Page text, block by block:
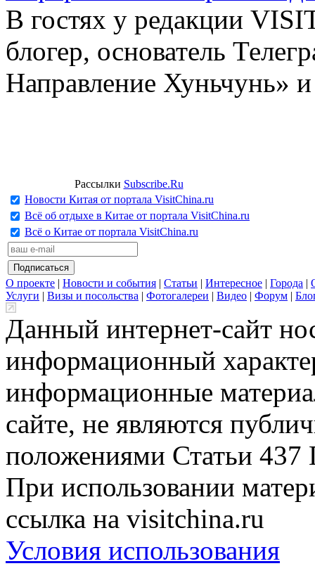
В гостях у редакции
блогер, основатель
Направление Хуньчунь»
Рассылки Subscribe.Ru
Новости Китая от портала VisitChina.ru
Всё об отдыхе в Китае от портала VisitChina.ru
Всё о Китае от портала VisitChina.ru
О проекте | Новости и события | Статьи | Интересное | Города |
Услуги | Визы и посольства | Фотогалереи | Видео | Форум |
Данный интернет-сайт
информационный
информационные
сайте, не являются
положениями Статьи 437
При использовании
ссылка на visitchina.ru
Условия использования